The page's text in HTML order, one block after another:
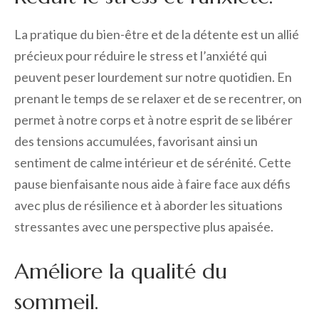
La pratique du bien-être et de la détente est un allié
précieux pour réduire le stress et l’anxiété qui
peuvent peser lourdement sur notre quotidien. En
prenant le temps de se relaxer et de se recentrer, on
permet à notre corps et à notre esprit de se libérer
des tensions accumulées, favorisant ainsi un
sentiment de calme intérieur et de sérénité. Cette
pause bienfaisante nous aide à faire face aux défis
avec plus de résilience et à aborder les situations
stressantes avec une perspective plus apaisée.
Améliore la qualité du
sommeil.